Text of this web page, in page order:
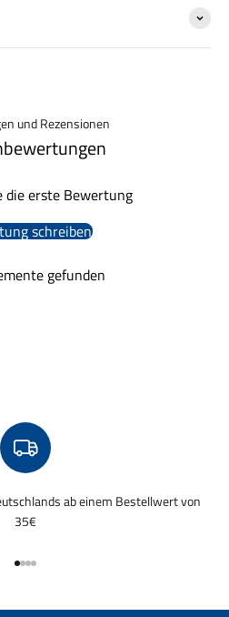
und Rezensionen
die erste Bewertung
schreiben
gefunden
ab einem Bestellwert von
35€
Gehe zu Element 1
Gehe zu Element 2
Gehe zu Element 3
Gehe zu Element 4